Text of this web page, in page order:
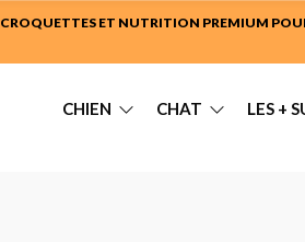
CROQUETTES ET NUTRITION PREMIUM
CHIEN CHAT LES +